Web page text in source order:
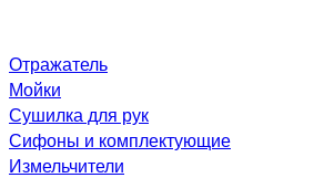
Отражатель
Мойки
Сушилка для рук
Сифоны и комплектующие
Измельчители